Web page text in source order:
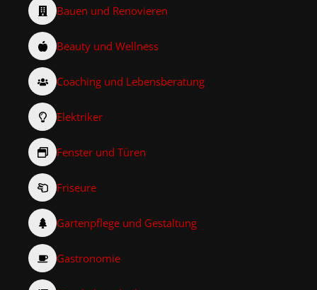
Bauen und Renovieren
Beauty und Wellness
Coaching und Lebensberatung
Elektriker
Fenster und Türen
Friseure
Gartenpflege und Gestaltung
Gastronomie